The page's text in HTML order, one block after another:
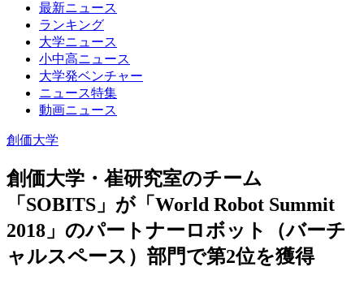
最新ニュース
ランキング
大学ニュース
小中高ニュース
大学発ベンチャー
ニュース特集
動画ニュース
創価大学
創価大学・崔研究室のチーム
「SOBITS」が「World Robot Summit
2018」のパートナーロボット（バーチ
ャルスペース）部門で第2位を獲得